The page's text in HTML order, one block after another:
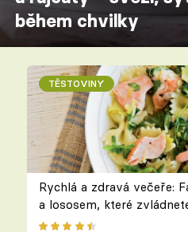
během chvilky
TĚSTOVINY
Rychlá a zdravá večeře:
a lososem, které